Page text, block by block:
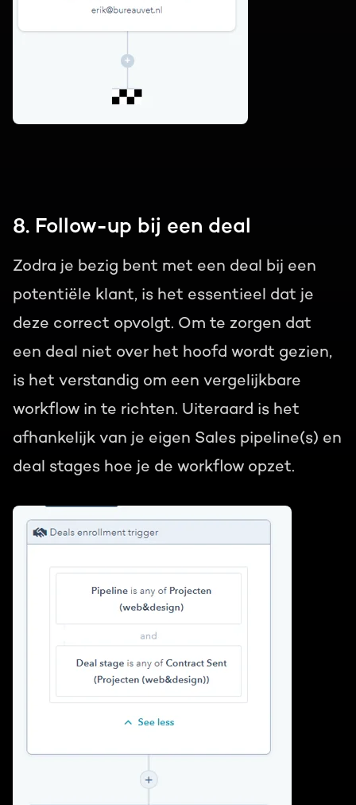
8. Follow-up bij een deal
Zodra je bezig bent met een deal bij een
potentiële klant, is het essentieel dat je
deze correct opvolgt. Om te zorgen dat
een deal niet over het hoofd wordt gezien,
is het verstandig om een vergelijkbare
workflow in te richten. Uiteraard is het
afhankelijk van je eigen Sales pipeline(s) en
deal stages hoe je de workflow opzet.